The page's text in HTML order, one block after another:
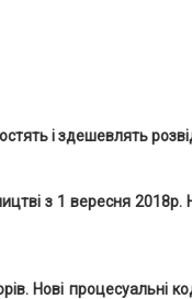
і здешевлять
з 1 вересня
Нові процесуальні